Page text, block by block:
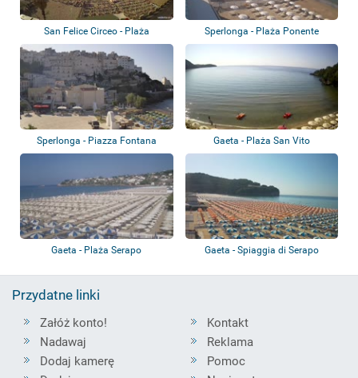
San Felice Circeo - Plaża Sperlonga - Plaża Ponente
Sperlonga - Piazza Fontana Gaeta - Plaża San Vito
Gaeta - Plaża Serapo Gaeta - Spiaggia di Serapo
Przydatne linki
Załóż konto!
Nadawaj
Dodaj kamerę
Kontakt
Reklama
Pomoc